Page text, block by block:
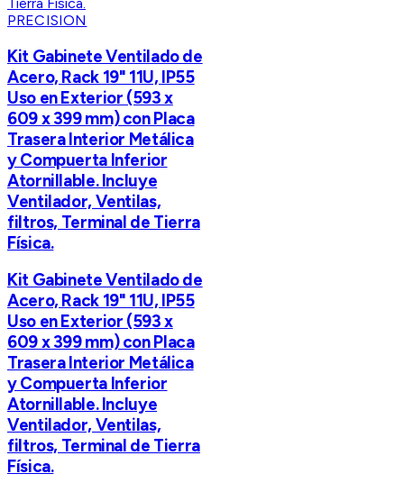
PRECISION
Kit Gabinete Ventilado de
Acero, Rack 19" 11U, IP55
Uso en Exterior (593 x
609 x 399 mm) con Placa
Trasera Interior Metálica
y Compuerta Inferior
Atornillable. Incluye
Ventilador, Ventilas,
filtros, Terminal de Tierra
Física.
Kit Gabinete Ventilado de
Acero, Rack 19" 11U, IP55
Uso en Exterior (593 x
609 x 399 mm) con Placa
Trasera Interior Metálica
y Compuerta Inferior
Atornillable. Incluye
Ventilador, Ventilas,
filtros, Terminal de Tierra
Física.